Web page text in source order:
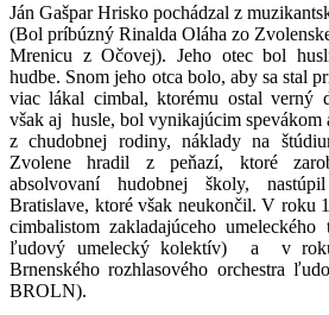
Ján Gašpar Hrisko pochádzal z
(Bol príbúzný Rinalda Oláha zo
Mrenicu z Očovej). Jeho otec bol
hudbe. Snom jeho otca bolo, aby sa stal
viac lákal cimbal, ktorému ostal verný
však aj husle, bol vynikajúcim
z chudobnej rodiny, náklady na
Zvolene hradil z peňazí, ktoré
absolvovaní hudobnej školy,
Bratislave, ktoré však neukončil. V roku
cimbalistom zakladajúceho
ľudový umelecký kolektív) a v
Brnenského rozhlasového orchestra
BROLN).